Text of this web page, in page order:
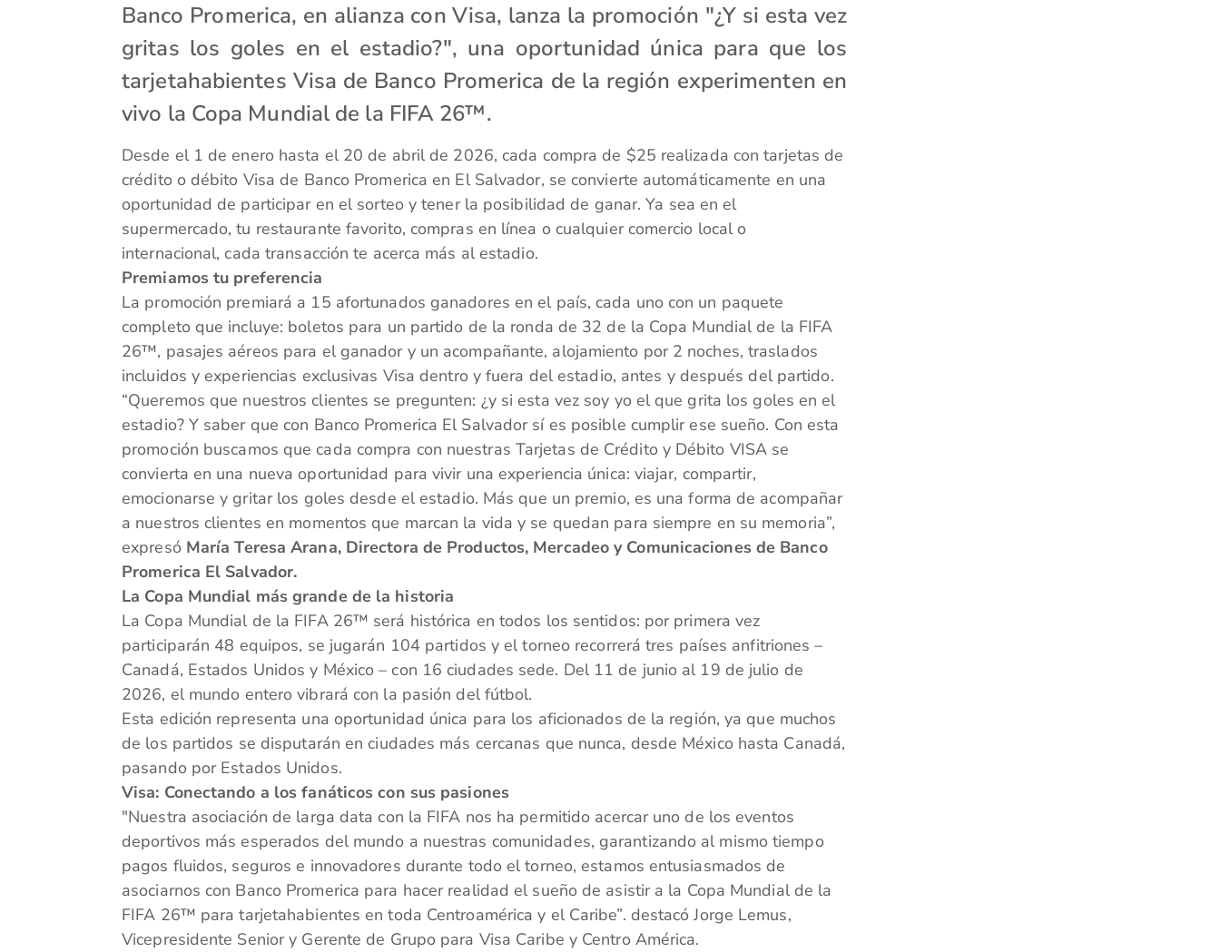
Banco Promerica, en alianza con Visa, lanza la promoción "¿Y si esta vez
gritas los goles en el estadio?", una oportunidad única para que los
tarjetahabientes Visa de Banco Promerica de la región experimenten en
vivo la Copa Mundial de la FIFA 26™.
Desde el 1 de enero hasta el 20 de abril de 2026, cada compra de $25 realizada con tarjetas de
crédito o débito Visa de Banco Promerica en El Salvador, se convierte automáticamente en una
oportunidad de participar en el sorteo y tener la posibilidad de ganar. Ya sea en el
supermercado, tu restaurante favorito, compras en línea o cualquier comercio local o
internacional, cada transacción te acerca más al estadio.
Premiamos tu preferencia
La promoción premiará a 15 afortunados ganadores en el país, cada uno con un paquete
completo que incluye: boletos para un partido de la ronda de 32 de la Copa Mundial de la FIFA
26™, pasajes aéreos para el ganador y un acompañante, alojamiento por 2 noches, traslados
incluidos y experiencias exclusivas Visa dentro y fuera del estadio, antes y después del partido.
“Queremos que nuestros clientes se pregunten: ¿y si esta vez soy yo el que grita los goles en el
estadio? Y saber que con Banco Promerica El Salvador sí es posible cumplir ese sueño. Con esta
promoción buscamos que cada compra con nuestras Tarjetas de Crédito y Débito VISA se
convierta en una nueva oportunidad para vivir una experiencia única: viajar, compartir,
emocionarse y gritar los goles desde el estadio. Más que un premio, es una forma de acompañar
a nuestros clientes en momentos que marcan la vida y se quedan para siempre en su memoria”,
expresó María Teresa Arana, Directora de Productos, Mercadeo y Comunicaciones de Banco
Promerica El Salvador.
La Copa Mundial más grande de la historia
La Copa Mundial de la FIFA 26™ será histórica en todos los sentidos: por primera vez
participarán 48 equipos, se jugarán 104 partidos y el torneo recorrerá tres países anfitriones –
Canadá, Estados Unidos y México – con 16 ciudades sede. Del 11 de junio al 19 de julio de
2026, el mundo entero vibrará con la pasión del fútbol.
Esta edición representa una oportunidad única para los aficionados de la región, ya que muchos
de los partidos se disputarán en ciudades más cercanas que nunca, desde México hasta Canadá,
pasando por Estados Unidos.
Visa: Conectando a los fanáticos con sus pasiones
"Nuestra asociación de larga data con la FIFA nos ha permitido acercar uno de los eventos
deportivos más esperados del mundo a nuestras comunidades, garantizando al mismo tiempo
pagos fluidos, seguros e innovadores durante todo el torneo, estamos entusiasmados de
asociarnos con Banco Promerica para hacer realidad el sueño de asistir a la Copa Mundial de la
FIFA 26™ para tarjetahabientes en toda Centroamérica y el Caribe”. destacó Jorge Lemus,
Vicepresidente Senior y Gerente de Grupo para Visa Caribe y Centro América.